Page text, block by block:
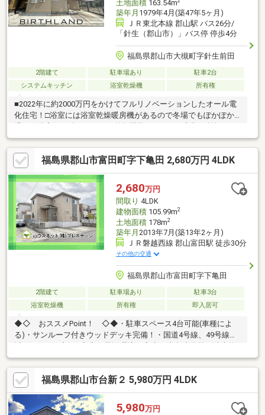
土地面積163.54m
築年月 1979年4月(築47年5ヶ月)
ＪＲ東北本線 郡山駅 バス26分/
「針生（郡山市）」バス停 停歩4分
福島県郡山市大槻町字針生前田
2階建て 駐車場あり
駐車2台
システムキッチン
浴室乾燥機 所有権
■2022年に約2000万円をかけてフルリノベーションしたオール電
化住宅！□浴室には浴室乾燥暖房機があるので冬場でもぽかぽか
■キッチンにはビルドイン式の食器洗い乾燥機設置済み！日常生
活での家事の負担を軽減し、光熱費も総合的に安くなる嬉しい機
器！□玄関横の駐車スペースにはカーポートあり、雨の日でも最
小限の移動で車に乗り入れできます！■お庭側は人工芝が敷かれ
ています！□物置もあるのでお庭のお掃除道具やカー用品などし
っかり収納！■まずは実際に現地を見てみませんか？ご見学受付
中！
福島県郡山市富田町字下亀田 2,680万円 4LDK
2,680万円
間取り 4LDK
建物面積105.99m2
土地面積178m2
築年月 2013年7月(築13年2ヶ月)
ＪＲ磐越西線 郡山富田駅 徒歩30分
その他の交通
福島県郡山市富田町字下亀田
2階建て 駐車場あり
駐車3台
浴室乾燥機
所有権 即入居可
◆◇ おススメPoint！ ◇◆・駐車スペース4台可能(車種によ
る)・サンルーフ付きウッドデッキ完備！・国道4号線、49号線至
11分・第六中学校 徒歩約12分・ミニストップ 郡山亀田店 徒歩
約9分・ヨークタウン桑野 徒歩約14分◆『頭金 0円』『車のロー
ンが残ってる』『転職したばかり』そんな方もご購入可能です◆
経験豊富な弊社スタッフがご購入のサポートを致します◆平日、
土日祝、夜間やお仕事帰りでも内覧可ＬＩＮＥからもお問い合わ
福島県郡山市台新２ 5,980万円 4LDK
5,980万円